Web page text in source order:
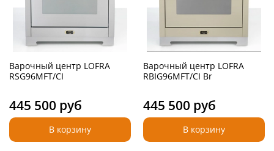
Варочный центр LOFRA
RSG96MFT/CI
445 500 руб
В корзину
Варочный центр LOFRA
RBIG96MFT/CI Br
445 500 руб
В корзину